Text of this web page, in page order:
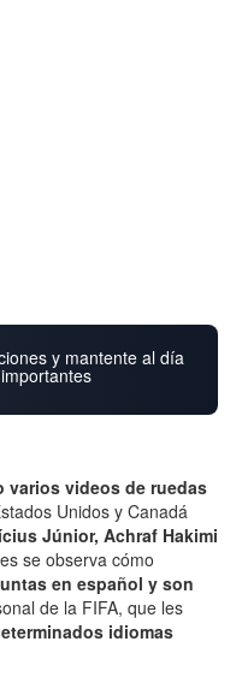
y mantente al día
varios videos de ruedas
Unidos y Canadá
Júnior, Achraf Hakimi
se observa cómo
en español y son
de la FIFA, que les
idiomas